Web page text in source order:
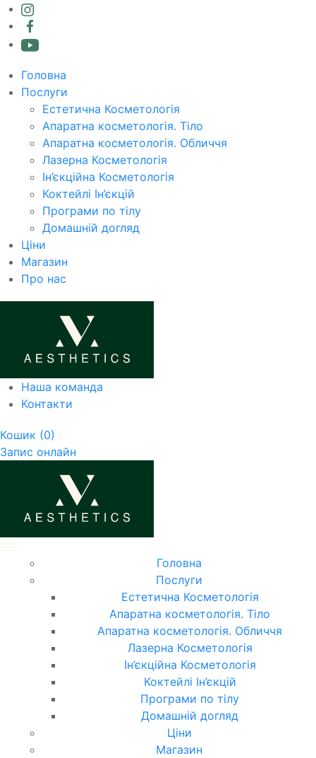
Головна
Послуги
Естетична Косметологія
Апаратна косметологія. Тіло
Апаратна косметологія. Обличчя
Лазерна Косметологія
Ін’єкційна Косметологія
Коктейлі Ін’єкцій
Програми по тілу
Домашній догляд
Ціни
Магазин
Про нас
Наша команда
Контакти
Кошик (0)
Запис онлайн
Головна
Послуги
Естетична Косметологія
Апаратна косметологія. Тіло
Апаратна косметологія. Обличчя
Лазерна Косметологія
Ін’єкційна Косметологія
Коктейлі Ін’єкцій
Програми по тілу
Домашній догляд
Ціни
Магазин